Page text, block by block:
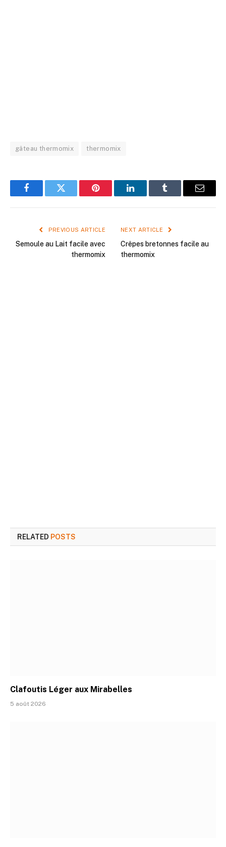
gâteau thermomix thermomix
FacebookTwitter Pinterest LinkedInTumblr Email
PREVIOUS ARTICLE
Semoule au Lait facile avec
thermomix
NEXT ARTICLE
Crêpes bretonnes facile au
thermomix
RELATED POSTS
Clafoutis Léger aux Mirabelles
5 août 2026